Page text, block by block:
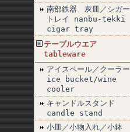
南部鉄器 灰皿／シガー
トレイ nanbu-tekki
cigar tray
テーブルウエア
tableware
アイスペール／クーラー
ice bucket/wine
cooler
キャンドルスタンド
candle stand
小皿／小物入れ／小鉢